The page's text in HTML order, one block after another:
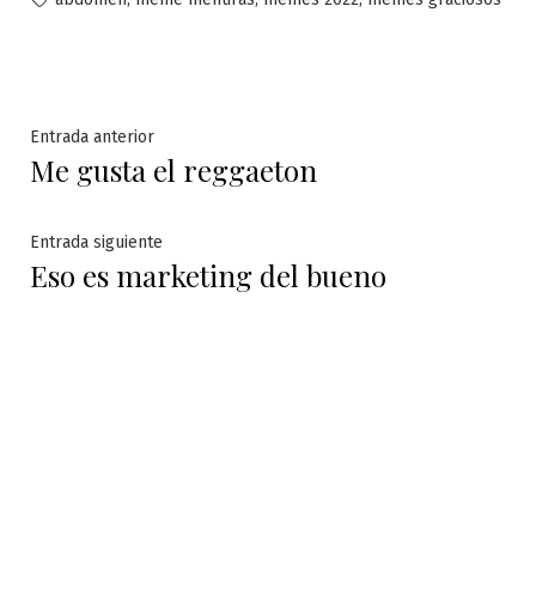
Navegación
de
entradas
Entrada anteriorEntrada
anterior:
Me gusta el reggaeton
Entrada siguiente
siguiente:
Eso es marketing del bueno